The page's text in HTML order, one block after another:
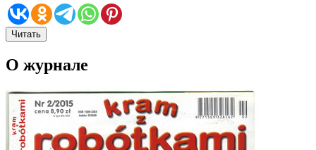
Читать
О журнале